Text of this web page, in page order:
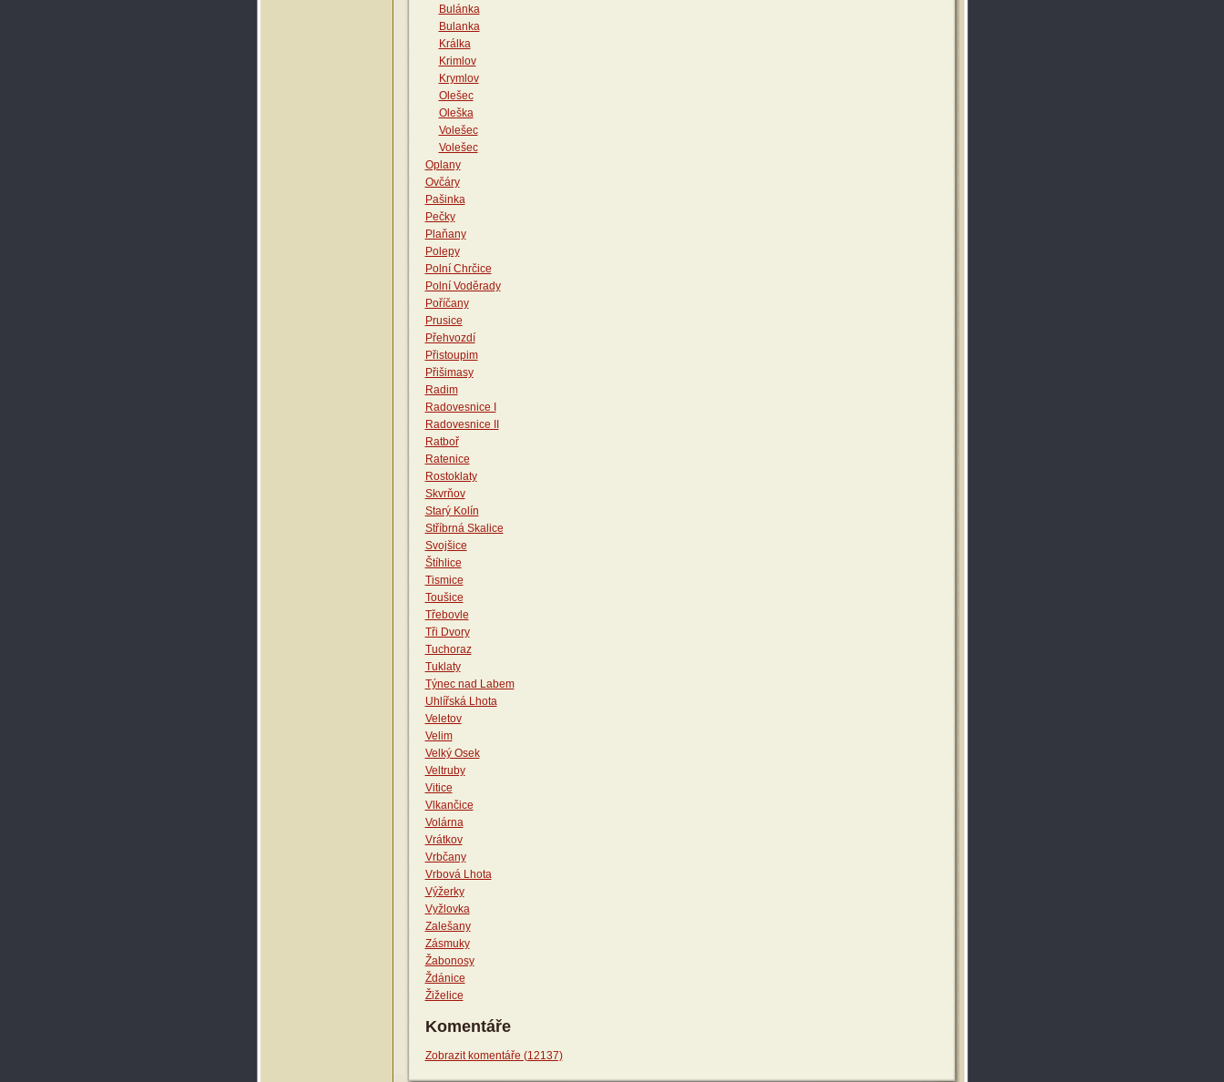
Bulánka
Bulanka
Králka
Krimlov
Krymlov
Olešec
Oleška
Volešec
Volešec
Oplany
Ovčáry
Pašinka
Pečky
Plaňany
Polepy
Polní Chrčice
Polní Voděrady
Poříčany
Prusice
Přehvozdí
Přistoupim
Přišimasy
Radim
Radovesnice I
Radovesnice II
Ratboř
Ratenice
Rostoklaty
Skvrňov
Starý Kolín
Stříbrná Skalice
Svojšice
Štíhlice
Tismice
Toušice
Třebovle
Tři Dvory
Tuchoraz
Tuklaty
Týnec nad Labem
Uhlířská Lhota
Veletov
Velim
Velký Osek
Veltruby
Vitice
Vlkančice
Volárna
Vrátkov
Vrbčany
Vrbová Lhota
Výžerky
Vyžlovka
Zalešany
Zásmuky
Žabonosy
Ždánice
Žiželice
Komentáře
Zobrazit komentáře (12137)